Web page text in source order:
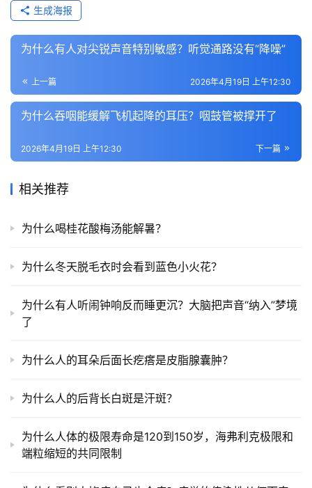
生成海报
为什么有人对尖锐声音特别敏感？听觉通路没有“降噪”
上一篇 2026年4月19日 上午12:30
为什么吞咽能缓解飞机起降的耳压？咽鼓管被撑开了
下一篇
2026年4月19日 上午12:30
相关推荐
为什么喝桂花酸梅汤能解暑？
为什么冬天脱毛衣时会看到蓝色小火花？
为什么有人听闹钟响反而睡更沉？大脑把声音“纳入”梦境
了
为什么人的耳朵后面长疙瘩是皮脂腺囊肿？
为什么人的后背长白斑是汗斑？
为什么人体的极限寿命是120到150岁，海弗利克极限和
端粒缩短的共同限制